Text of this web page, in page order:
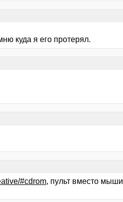
куда я его протерял.
#cdrom, пульт вместо мыши